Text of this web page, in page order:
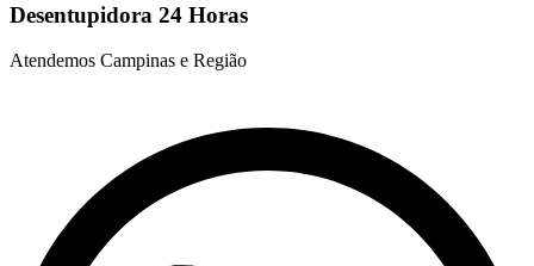
Desentupidora 24 Horas
Atendemos Campinas e Região